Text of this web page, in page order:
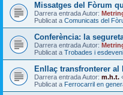
Missatges del Fòrum
Darrera entrada Autor:
Publicat a Comunicats del
Conferència: la
Darrera entrada Autor:
Publicat a Trobades i
Enllaç transfronterer al
Darrera entrada Autor: m.h.t.
Publicat a Ferrocarril en